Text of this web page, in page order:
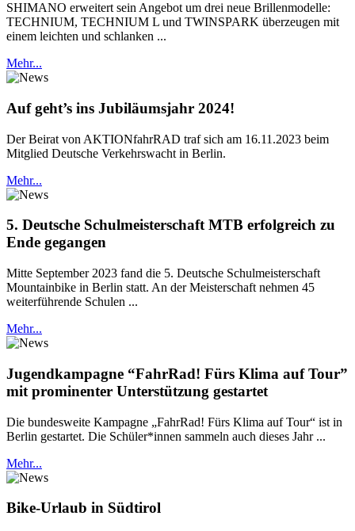
SHIMANO erweitert sein Angebot um drei neue Brillenmodelle:
TECHNIUM, TECHNIUM L und TWINSPARK überzeugen mit
einem leichten und schlanken ...
Mehr...
Auf geht’s ins Jubiläumsjahr 2024!
Der Beirat von AKTIONfahrRAD traf sich am 16.11.2023 beim
Mitglied Deutsche Verkehrswacht in Berlin.
Mehr...
5. Deutsche Schulmeisterschaft MTB erfolgreich zu
Ende gegangen
Mitte September 2023 fand die 5. Deutsche Schulmeisterschaft
Mountainbike in Berlin statt. An der Meisterschaft nehmen 45
weiterführende Schulen ...
Mehr...
Jugendkampagne “FahrRad! Fürs Klima auf Tour”
mit prominenter Unterstützung gestartet
Die bundesweite Kampagne „FahrRad! Fürs Klima auf Tour“ ist in
Berlin gestartet. Die Schüler*innen sammeln auch dieses Jahr ...
Mehr...
Bike-Urlaub in Südtirol